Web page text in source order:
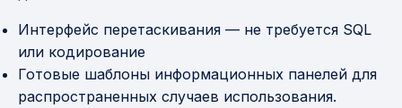
Интерфейс перетаскивания — не требуется SQL
или кодирование
Готовые шаблоны информационных панелей для
распространенных случаев использования.